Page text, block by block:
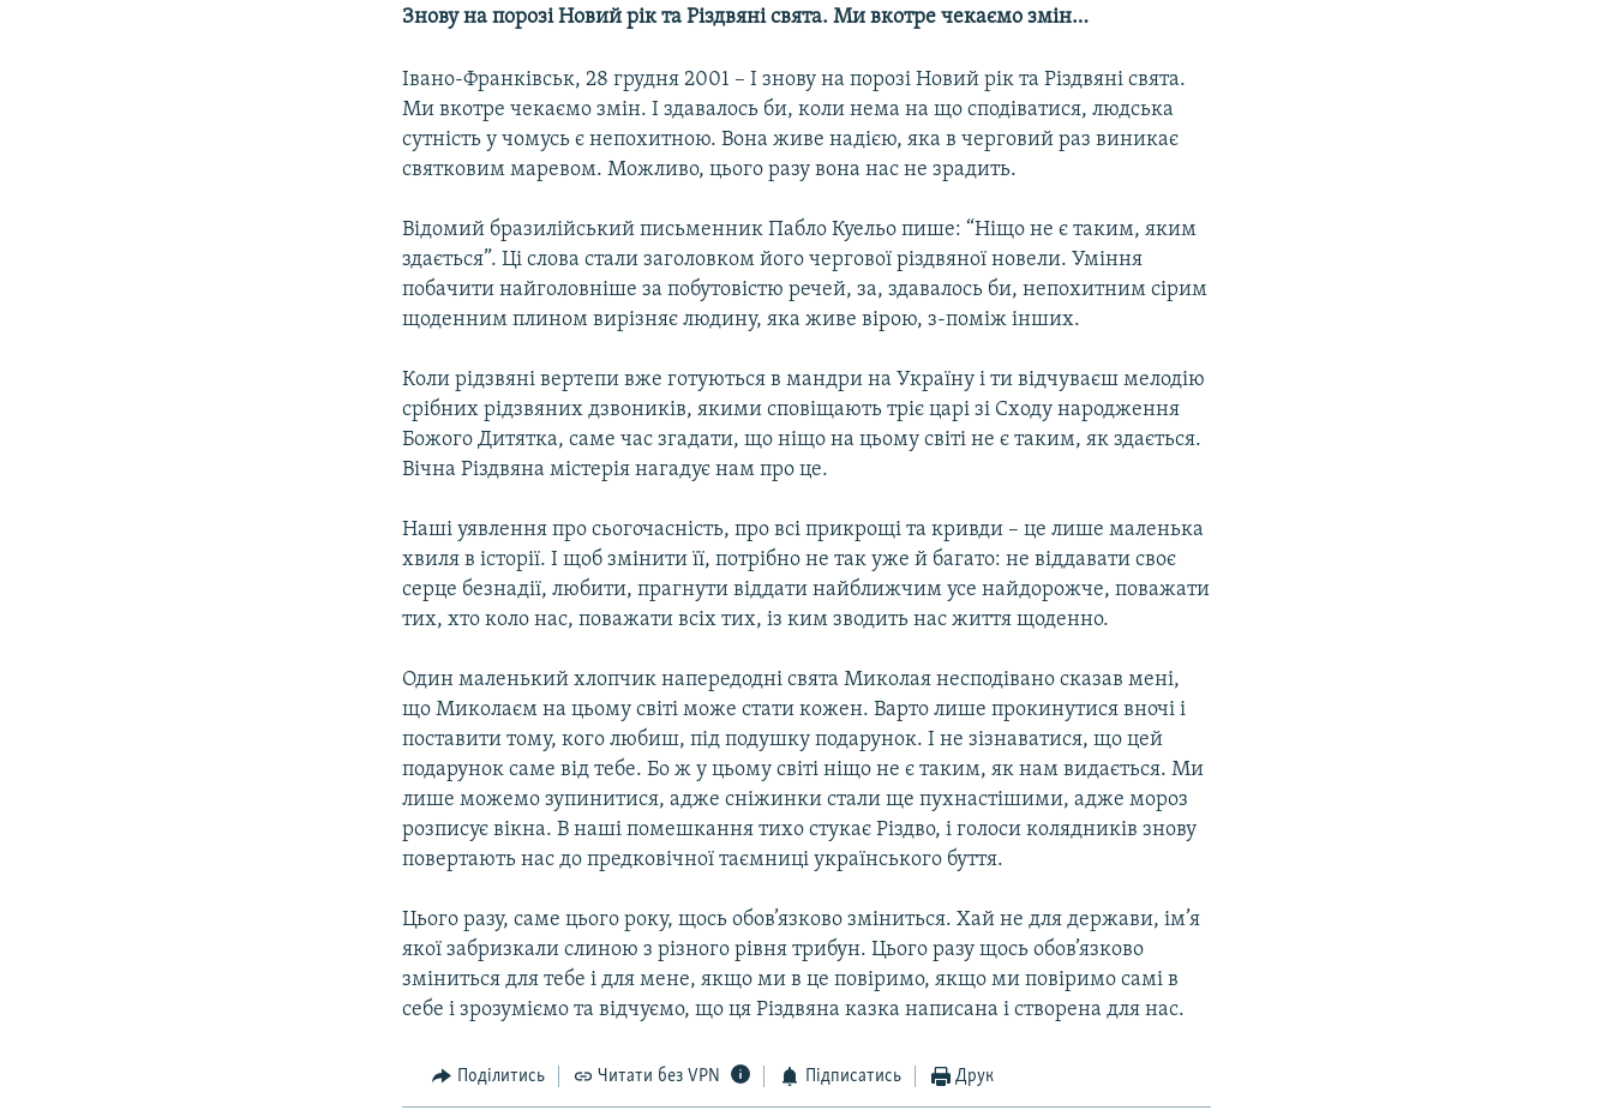
Знову на порозі Новий рік та Різдвяні свята. Ми вкотре чекаємо змін…
Івано-Франківськ, 28 грудня 2001 – І знову на порозі Новий рік та Різдвяні свята.
Ми вкотре чекаємо змін. І здавалось би, коли нема на що сподіватися, людська
сутність у чомусь є непохитною. Вона живе надією, яка в черговий раз виникає
святковим маревом. Можливо, цього разу вона нас не зрадить.
Відомий бразилійський письменник Пабло Куельо пише: “Ніщо не є таким, яким
здається”. Ці слова стали заголовком його чергової різдвяної новели. Уміння
побачити найголовніше за побутовістю речей, за, здавалось би, непохитним сірим
щоденним плином вирізняє людину, яка живе вірою, з-поміж інших.
Коли рідзвяні вертепи вже готуються в мандри на Україну і ти відчуваєш мелодію
срібних рідзвяних дзвоників, якими сповіщають тріє царі зі Сходу народження
Божого Дитятка, саме час згадати, що ніщо на цьому світі не є таким, як здається.
Вічна Різдвяна містерія нагадує нам про це.
Наші уявлення про сьогочасність, про всі прикрощі та кривди – це лише маленька
хвиля в історії. І щоб змінити її, потрібно не так уже й багато: не віддавати своє
серце безнадії, любити, прагнути віддати найближчим усе найдорожче, поважати
тих, хто коло нас, поважати всіх тих, із ким зводить нас життя щоденно.
Один маленький хлопчик напередодні свята Миколая несподівано сказав мені,
що Миколаєм на цьому світі може стати кожен. Варто лише прокинутися вночі і
поставити тому, кого любиш, під подушку подарунок. І не зізнаватися, що цей
подарунок саме від тебе. Бо ж у цьому світі ніщо не є таким, як нам видається. Ми
лише можемо зупинитися, адже сніжинки стали ще пухнастішими, адже мороз
розписує вікна. В наші помешкання тихо стукає Різдво, і голоси колядників знову
повертають нас до предковічної таємниці українського буття.
Цього разу, саме цього року, щось обов’язково зміниться. Хай не для держави, ім’я
якої забризкали слиною з різного рівня трибун. Цього разу щось обов’язково
зміниться для тебе і для мене, якщо ми в це повіримо, якщо ми повіримо самі в
себе і зрозуміємо та відчуємо, що ця Різдвяна казка написана і створена для нас.
Поділитись Читати без VPN Підписатись Друк